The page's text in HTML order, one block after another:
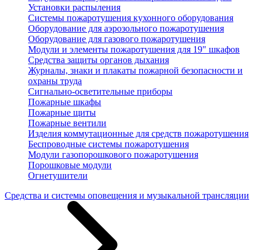
Установки распыления
Системы пожаротушения кухонного оборудования
Оборудование для аэрозольного пожаротушения
Оборудование для газового пожаротушения
Модули и элементы пожаротушения для 19" шкафов
Средства защиты органов дыхания
Журналы, знаки и плакаты пожарной безопасности и
охраны труда
Сигнально-осветительные приборы
Пожарные шкафы
Пожарные щиты
Пожарные вентили
Изделия коммутационные для средств пожаротушения
Беспроводные системы пожаротушения
Модули газопорошкового пожаротушения
Порошковые модули
Огнетушители
Средства и системы оповещения и музыкальной трансляции